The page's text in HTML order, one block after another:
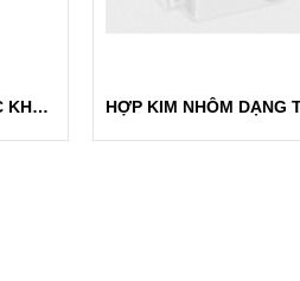
MÂM KHUẤY , TRỤC KHUẤY , CÁNH KHUẤY THAN CHÌ ĐỂ KHỬ KHÍ LÒ NHÔM